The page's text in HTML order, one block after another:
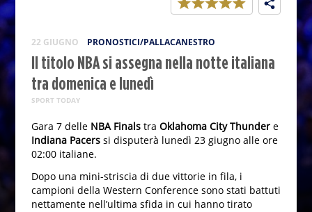
22 GIUGNO PRONOSTICI/PALLACANESTRO
Il titolo NBA si assegna nella notte italiana
tra domenica e lunedì
SPORT TODAY
Gara 7 delle NBA Finalstra Oklahoma City Thundere
Indiana Pacerssi disputerà lunedì 23 giugno alle ore
02:00 italiane.
Dopo una mini-striscia di due vittorie in fila, i
campioni della Western Conference sono stati battuti
nettamente nell’ultima sfida in cui hanno tirato